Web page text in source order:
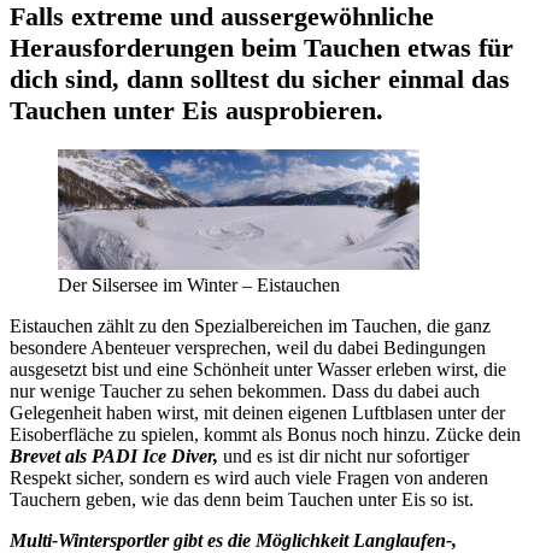
Falls extreme und aussergewöhnliche
Herausforderungen beim Tauchen etwas für
dich sind, dann solltest du sicher einmal das
Tauchen unter Eis ausprobieren.
Der Silsersee im Winter – Eistauchen
Eistauchen zählt zu den Spezialbereichen im Tauchen, die ganz
besondere Abenteuer versprechen, weil du dabei Bedingungen
ausgesetzt bist und eine Schönheit unter Wasser erleben wirst, die
nur wenige Taucher zu sehen bekommen. Dass du dabei auch
Gelegenheit haben wirst, mit deinen eigenen Luftblasen unter der
Eisoberfläche zu spielen, kommt als Bonus noch hinzu. Zücke dein
Brevet als PADI Ice Diver, und es ist dir nicht nur sofortiger
Respekt sicher, sondern es wird auch viele Fragen von anderen
Tauchern geben, wie das denn beim Tauchen unter Eis so ist.
Multi-Wintersportler gibt es die Möglichkeit Langlaufen-,